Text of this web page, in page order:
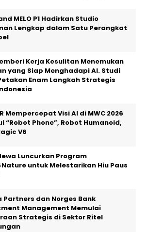
MELO P1 Hadirkan Studio
Lengkap dalam Satu Perangkat
Kerja Kesulitan Menemukan
yang Siap Menghadapi AI. Studi
Enam Langkah Strategis
Mempercepat Visi AI di MWC 2026
“Robot Phone”, Robot Humanoid,
V6
Luncurkan Program
untuk Melestarikan Hiu Paus
Partners dan Norges Bank
Management Memulai
Strategis di Sektor Ritel